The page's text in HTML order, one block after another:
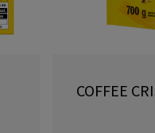
COFFEE